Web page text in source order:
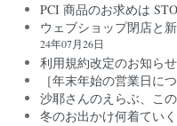
PCI 商品のお求めは
ウェブショップ閉店と
24年07月26日
利用規約改定のお知らせ
［年末年始の営業日に
沙耶さんのえらぶ、この
冬のお出かけ何着てい